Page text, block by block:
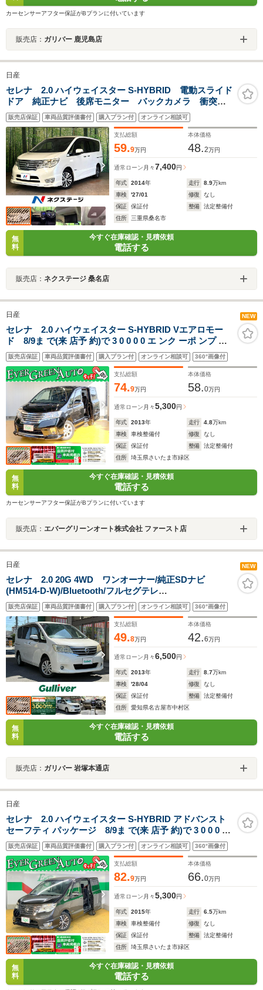
カーセンサーアフター保証がBプランに付いています
販売店： ガリバー 鹿児島店
日産
セレナ 2.0 ハイウェイスター S-HYBRID 電動スライド
ドア 純正ナビ 後席モニター バックカメラ 衝突被
害軽減システム 禁煙車 Bluetooth スマートキー
LEDヘッド ETC クルコン 純正16インチアルミ 車
線逸脱警報 オートライト
販売店保証 車両品質評価書付 購入プラン付 オンライン相談可
支払総額
59.9万円
本体価格
48.2万円
通常ローン 月々7,400円
年式 2014年 走行 8.9万km
車検
'27/01 修復
なし
保証
保証付 整備
法定整備付
住所
三重県桑名市
無
料
今すぐ在庫確認・見積依頼
電話する
販売店： ネクステージ 桑名店
日産 NEW
セレナ 2.0 ハイウェイスター S-HYBRID Vエアロモー
ド 8/9ま で(来 店予 約)で 3 0 0 0 0 エ ンク ーポ ンプ レ
ゼ ント 両側パワースライドドア 社外メモリナビ
Bluetooth ETC インテリジェントキー プッシュスタート
オートクルーズコントロール HIDライト
販売店保証 車両品質評価書付 購入プラン付 オンライン相談可 360°画像付
支払総額
74.9万円
本体価格
58.0万円
通常ローン 月々5,300円
年式 2013年 走行 4.8万km
車検
車検整備付 修復
なし
保証
保証付 整備
法定整備付
住所
埼玉県さいたま市緑区
無
料
今すぐ在庫確認・見積依頼
電話する
カーセンサーアフター保証がBプランに付いています
販売店： エバーグリーンオート株式会社 ファースト店
日産 NEW
セレナ 2.0 20G 4WD ワンオーナー/純正SDナビ
(HM514-D-W)/Bluetooth/フルセグテレ
ビ/DVD/CD/AM/FM/AUX/バックカメラ/アイドリングスト
ップ/フォグライト/オートライト
販売店保証 車両品質評価書付 購入プラン付 オンライン相談可 360°画像付
支払総額
49.8万円
本体価格
42.6万円
通常ローン 月々6,500円
年式 2013年 走行 8.7万km
車検
'28/04 修復
なし
保証
保証付 整備
法定整備付
住所
愛知県名古屋市中村区
無
料
今すぐ在庫確認・見積依頼
電話する
販売店： ガリバー 岩塚本通店
日産
セレナ 2.0 ハイウェイスター S-HYBRID アドバンスト
セーフティ パッケージ 8/9ま で(来 店予 約)で 3 0 0 0 0
エ ンク ーポ ンプ レゼ ント 両側自動 純正SDナビ 衝突軽
減ブレーキ ETC 純正16インチAW 全周囲モニター
Bluetooth クルコン レーンキープ 障害物センサ インテリ
キ
販売店保証 車両品質評価書付 購入プラン付 オンライン相談可 360°画像付
支払総額
82.9万円
本体価格
66.0万円
通常ローン 月々5,300円
年式 2015年 走行 6.5万km
車検
車検整備付 修復
なし
保証
保証付 整備
法定整備付
住所
埼玉県さいたま市緑区
無
料
今すぐ在庫確認・見積依頼
電話する